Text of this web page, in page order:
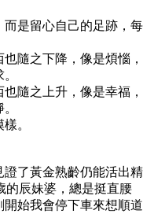
是留心自己的足跡，每
隨之下降，像是煩惱，
隨之上升，像是幸福，
。
了黃金熟齡仍能活出精
的辰妹婆，總是挺直腰
始我會停下車來想順道